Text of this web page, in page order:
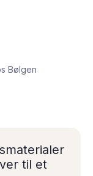
Bølgen
til et